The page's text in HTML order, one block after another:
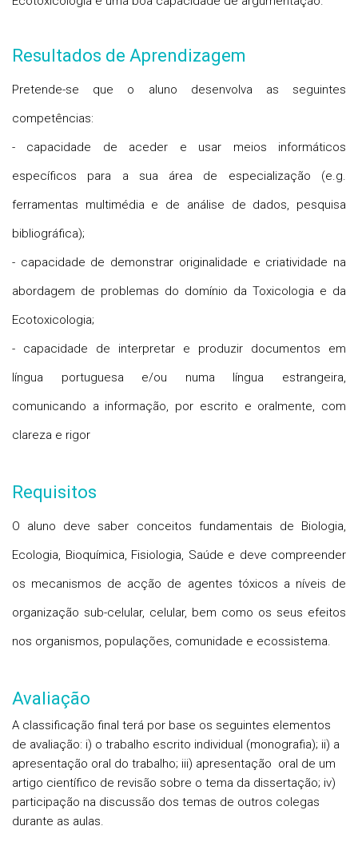
Resultados de Aprendizagem
Pretende-se que o aluno desenvolva as seguintes
competências:
- capacidade de aceder e usar meios informáticos
específicos para a sua área de especialização (e.g.
ferramentas multimédia e de análise de dados, pesquisa
bibliográfica);
- capacidade de demonstrar originalidade e criatividade na
abordagem de problemas do domínio da Toxicologia e da
Ecotoxicologia;
- capacidade de interpretar e produzir documentos em
língua portuguesa e/ou numa língua estrangeira,
comunicando a informação, por escrito e oralmente, com
clareza e rigor
Requisitos
O aluno deve saber conceitos fundamentais de Biologia,
Ecologia, Bioquímica, Fisiologia, Saúde e deve compreender
os mecanismos de acção de agentes tóxicos a níveis de
organização sub-celular, celular, bem como os seus efeitos
nos organismos, populações, comunidade e ecossistema.
Avaliação
A classificação final terá por base os seguintes elementos
de avaliação: i) o trabalho escrito individual (monografia); ii) a
apresentação oral do trabalho; iii) apresentação oral de um
artigo científico de revisão sobre o tema da dissertação; iv)
participação na discussão dos temas de outros colegas
durante as aulas.